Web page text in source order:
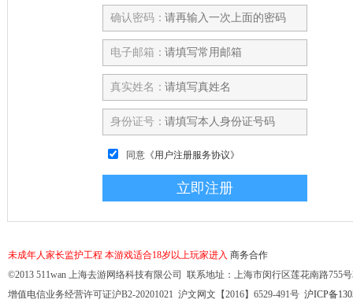
确认密码：
电子邮箱：
真实姓名：
身份证号：
同意 《用户注册服务协议》
未成年人家长监护工程 本游戏适合18岁以上玩家进入 商务合作
©2013 511wan 上海去游网络科技有限公司 联系地址：上海市闵行区莲花南路755
增值电信业务经营许可证沪B2-20201021 沪文网文【2016】6529-491号 沪ICP备